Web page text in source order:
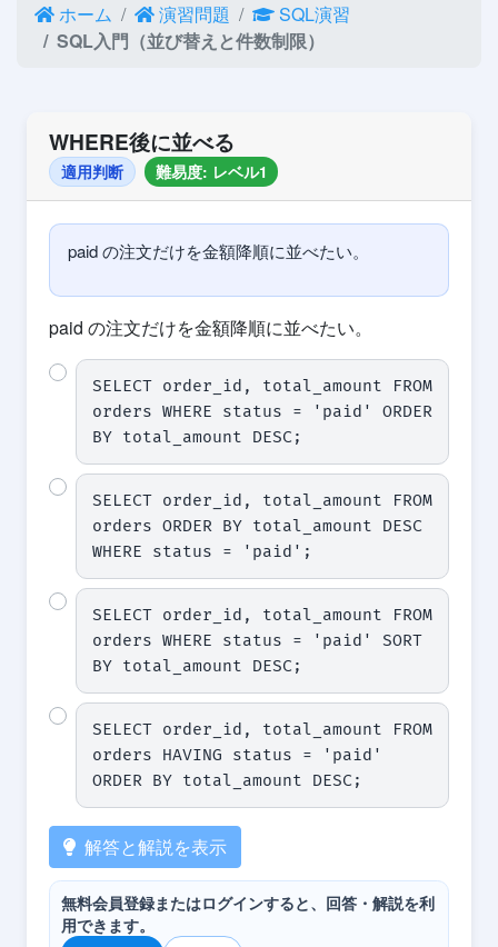
ホーム 演習問題
SQL演習
SQL入門（並び替えと件数制限）
WHERE後に並べる
適用判断 難易度: レベル1
paid の注文だけを金額降順に並べたい。
paid の注文だけを金額降順に並べたい。
SELECT order_id, total_amount FROM
orders WHERE status = 'paid' ORDER
BY total_amount DESC;
SELECT order_id, total_amount FROM
orders ORDER BY total_amount DESC
WHERE status = 'paid';
SELECT order_id, total_amount FROM
orders WHERE status = 'paid' SORT
BY total_amount DESC;
SELECT order_id, total_amount FROM
orders HAVING status = 'paid'
ORDER BY total_amount DESC;
解答と解説を表示
無料会員登録またはログインすると、回答・解説を利
用できます。